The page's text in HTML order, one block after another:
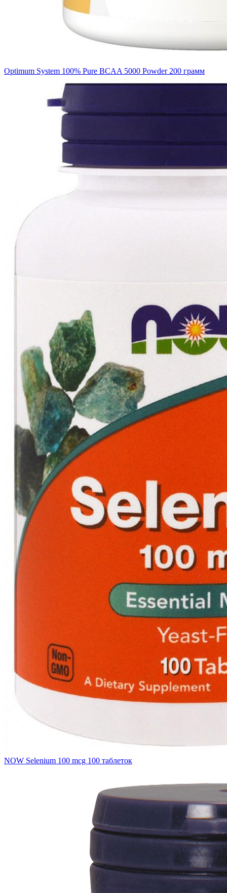
Optimum System 100% Pure BCAA 5000 Powder 200 грамм
NOW Selenium 100 mcg 100 таблеток